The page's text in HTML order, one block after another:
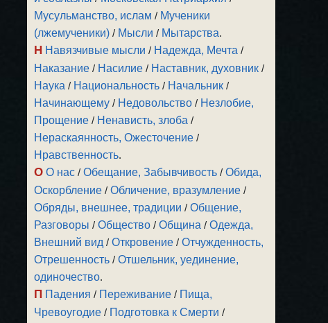
Мусульманство, ислам / Мученики
(лжемученики) / Мысли / Мытарства.
Н Навязчивые мысли / Надежда, Мечта /
Наказание / Насилие / Наставник, духовник /
Наука / Национальность / Начальник /
Начинающему / Недовольство / Незлобие,
Прощение / Ненависть, злоба /
Нераскаянность, Ожесточение /
Нравственность.
О О нас /Обещание, Забывчивость /Обида,
Оскорбление /Обличение, вразумление /
Обряды, внешнее, традиции /Общение,
Разговоры /Общество /Община /Одежда,
Внешний вид /Откровение /Отчужденность,
Отрешенность /Отшельник, уединение,
одиночество.
П Падения / Переживание / Пища,
Чревоугодие / Подготовка к Смерти /